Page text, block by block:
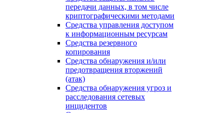
передачи данных, в том числе
криптографическими методами
Средства управления доступом
к информационным ресурсам
Средства резервного
копирования
Средства обнаружения и/или
предотвращения вторжений
(атак)
Средства обнаружения угроз и
расследования сетевых
инцидентов